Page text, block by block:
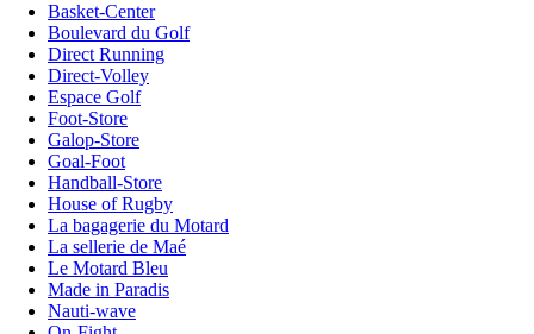
Basket-Center
Boulevard du Golf
Direct Running
Direct-Volley
Espace Golf
Foot-Store
Galop-Store
Goal-Foot
Handball-Store
House of Rugby
La bagagerie du Motard
La sellerie de Maé
Le Motard Bleu
Made in Paradis
Nauti-wave